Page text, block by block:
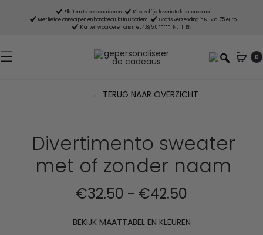
Elk item te personaliseren
Kies zelf je favoriete kleurencombi
Met liefde ontworpen en handbedrukt in Haarlem
Gratis verzending in NL v.a. 75 euro
Klanten waarderen ons met 4,8/5.0 ***** NL EN
0
← TERUG NAAR OVERZICHT
Divertimento sweater
met of zonder naam
€32.50 - €42.50
€32.50
BEKIJK MAATTABEL EN KLEUREN